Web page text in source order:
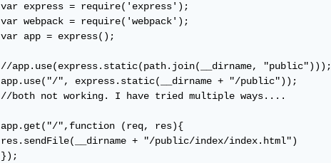
var express = require('express');
var webpack = require('webpack');
var app = express();
//app.use(express.static(path.join(__dirname, "public")));
app.use("/", express.static(__dirname + "/public"));
//both not working. I have tried multiple ways....
app.get("/",function (req, res){
res.sendFile(__dirname + "/public/index/index.html")
});